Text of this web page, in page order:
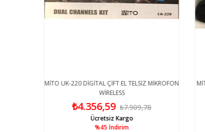
MİTO UK-220 DİGİTAL ÇİFT EL TELSİZ MİKROFON
WİRELESS
₺4.356,59 ₺7.909,78
%45 İndirim
Ücretsiz Kargo